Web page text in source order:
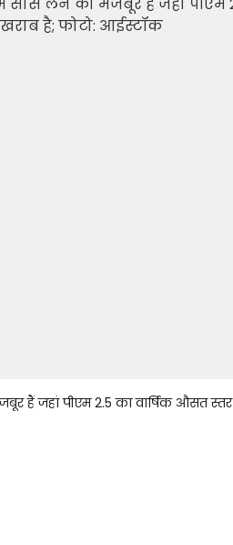
हैं जहां पीएम 2.5 का वार्षिक औसत स्तर